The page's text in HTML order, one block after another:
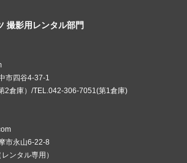
撮影用レンタル部門
市四谷4-37-1
2倉庫）/TEL.042-306-7051(第1倉庫)
市永山6-22-8
ンタル専用）